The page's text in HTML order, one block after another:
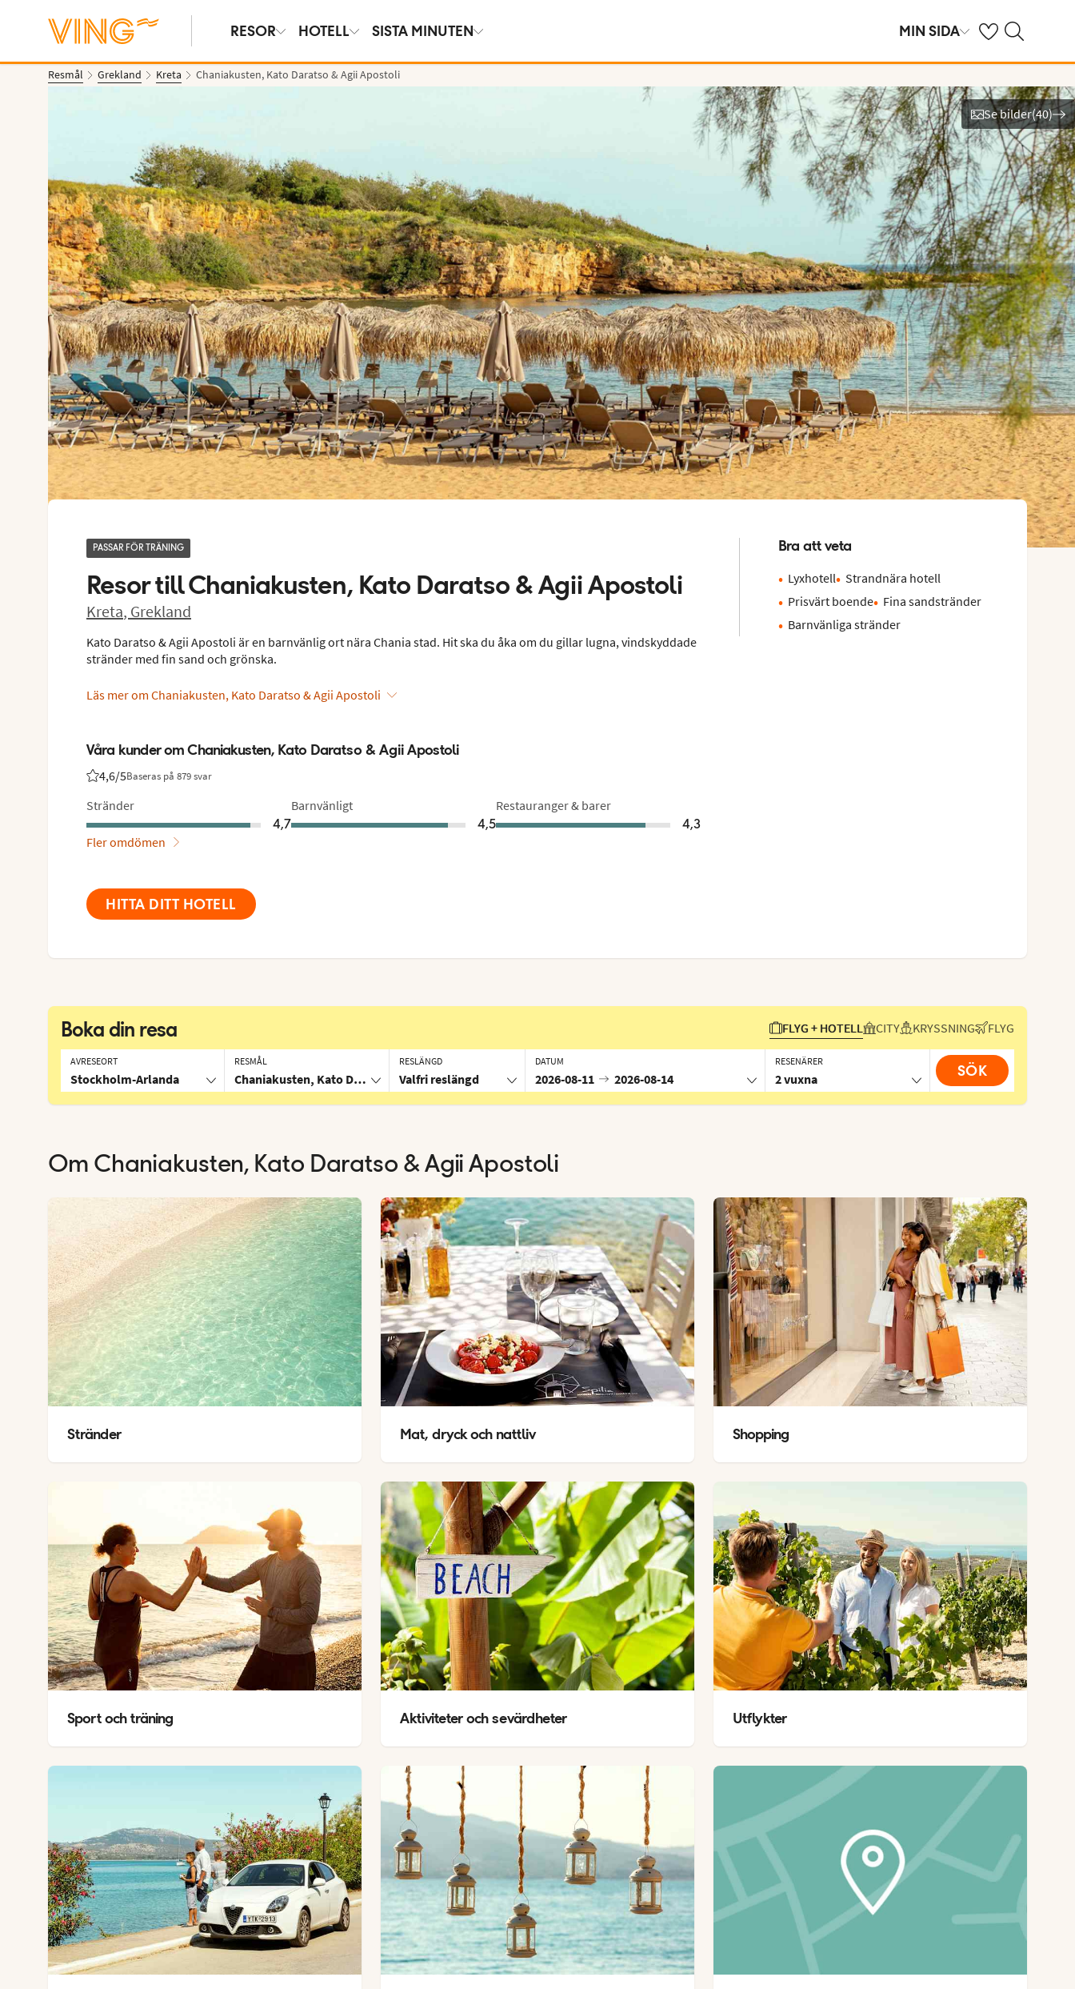
RESOR HOTELL SISTA MINUTEN MIN SIDA Se dina sparade
Sök på ving.se
Resmål Grekland Kreta Chaniakusten, Kato Daratso & Agii Apostoli
Se bilder
Se bilder(40)
PASSAR FÖR TRÄNING
Resor tillChaniakusten, Kato Daratso & Agii Apostoli
Kreta, Grekland
Kato Daratso & Agii Apostoli är en barnvänlig ort nära Chania stad. Hit ska du åka om du gillar lugna, vindskyddade
stränder med fin sand och grönska.
Läs mer om Chaniakusten, Kato Daratso & Agii Apostoli
Våra kunder om Chaniakusten, Kato Daratso & Agii Apostoli
4,6/5Baseras på 879 svar
Betyg från Vings gäster: 4.6/5
Stränder
4,7
Barnvänligt
4,5
Restauranger & barer
4,3
Fler omdömen
HITTA DITT HOTELL
Bra att veta
Lyxhotell
Strandnära hotell
Prisvärt boende
Fina sandstränder
Barnvänliga stränder
Boka din resa FLYG + HOTELL CITY KRYSSNING FLYG
AVRESEORT
Stockholm-Arlanda
RESMÅL
Chaniakusten, Kato Daratso & Agii Apostoli, Grekland
RESLÄNGD
Valfri reslängd
DATUM
2026-08-11 2026-08-14
RESENÄRER
2 vuxna SÖK
Om Chaniakusten, Kato Daratso & Agii Apostoli
Stränder Mat, dryck och nattliv Shopping
Sport och träning Aktiviteter och sevärdheter Utflykter